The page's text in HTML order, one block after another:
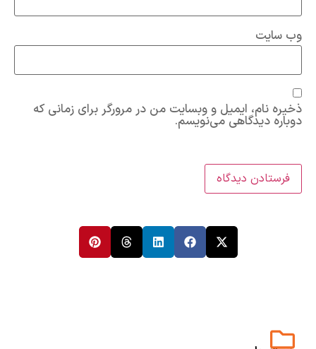
وب‌ سایت
ذخیره نام، ایمیل و وبسایت من در مرورگر برای زمانی که
دوباره دیدگاهی می‌نویسم.